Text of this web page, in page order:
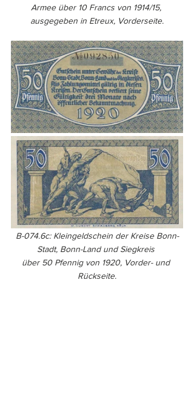
Armee über 10 Francs von 1914/15,
ausgegeben in Etreux, Vorderseite.
B-074.6c: Kleingeldschein der Kreise Bonn-
Stadt, Bonn-Land und Siegkreis
über 50 Pfennig von 1920, Vorder- und
Rückseite.